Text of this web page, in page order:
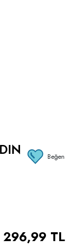
Beğen
296,99 TL